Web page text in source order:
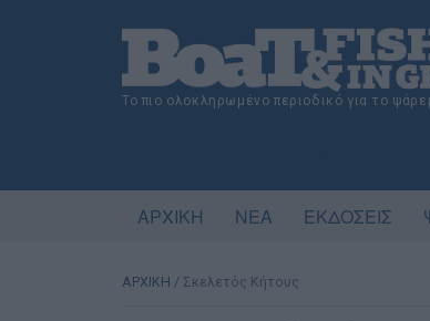
Το πιο ολοκληρωμένο περιοδικό για το
ΑΡΧΙΚΗ ΝΕΑ ΕΚΔΟΣΕΙΣ
ΑΡΧΙΚΗ / Σκελετός Κήτους